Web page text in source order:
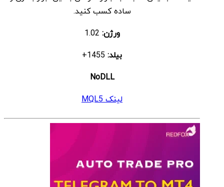
ساده کسب کنید.
ورژن:
بیلد:
NoDLL
لینک MQL5